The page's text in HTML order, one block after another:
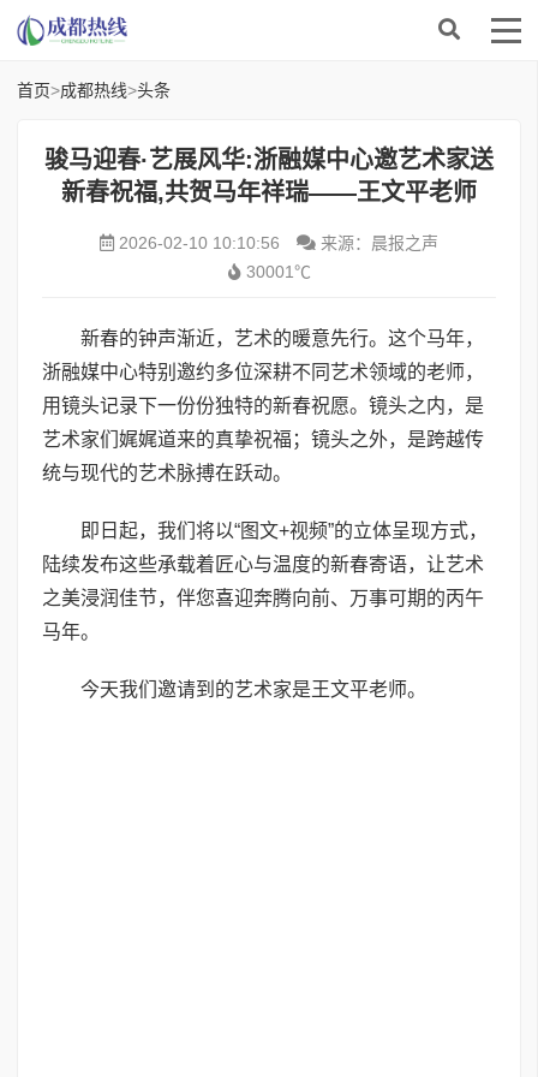
首页>成都热线>头条
骏马迎春·艺展风华:浙融媒中心邀艺术家送
新春祝福,共贺马年祥瑞——王文平老师
2026-02-10 10:10:56
来源：晨报之声
30001℃
新春的钟声渐近，艺术的暖意先行。这个马年，
浙融媒中心特别邀约多位深耕不同艺术领域的老师，
用镜头记录下一份份独特的新春祝愿。镜头之内，是
艺术家们娓娓道来的真挚祝福；镜头之外，是跨越传
统与现代的艺术脉搏在跃动。
即日起，我们将以“图文+视频”的立体呈现方式，
陆续发布这些承载着匠心与温度的新春寄语，让艺术
之美浸润佳节，伴您喜迎奔腾向前、万事可期的丙午
马年。
今天我们邀请到的艺术家是王文平老师。